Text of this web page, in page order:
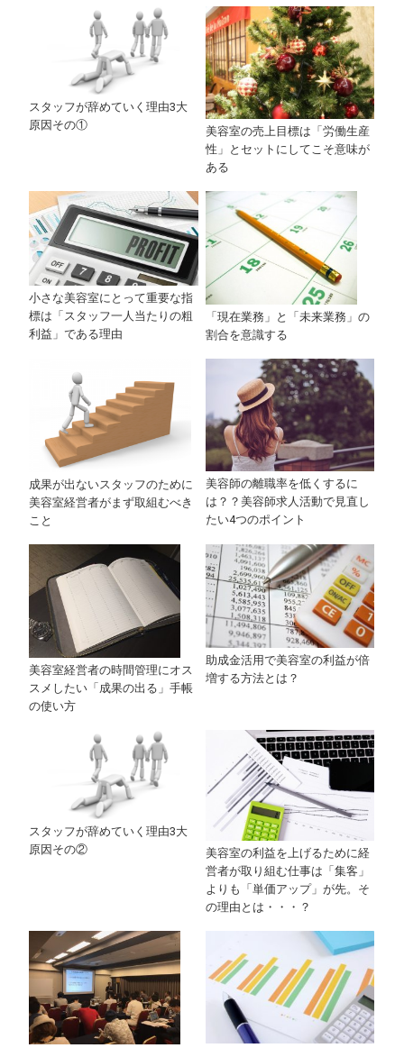
スタッフが辞めていく理由3大
原因その①
美容室の売上目標は「労働生産
性」とセットにしてこそ意味が
ある
小さな美容室にとって重要な指
標は「スタッフ一人当たりの粗
利益」である理由
「現在業務」と「未来業務」の
割合を意識する
成果が出ないスタッフのために
美容室経営者がまず取組むべき
こと
美容師の離職率を低くするに
は？？美容師求人活動で見直し
たい4つのポイント
美容室経営者の時間管理にオス
スメしたい「成果の出る」手帳
の使い方
助成金活用で美容室の利益が倍
増する方法とは？
スタッフが辞めていく理由3大
原因その②
美容室の利益を上げるために経
営者が取り組む仕事は「集客」
よりも「単価アップ」が先。そ
の理由とは・・・？